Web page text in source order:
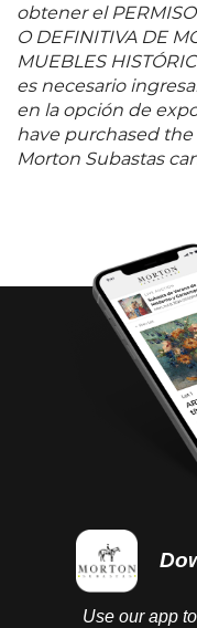
obtener el PERMISO
O DEFINITIVA DE
MUEBLES
es necesario
en la opción de
have purchased
Morton Subastas
Use our app